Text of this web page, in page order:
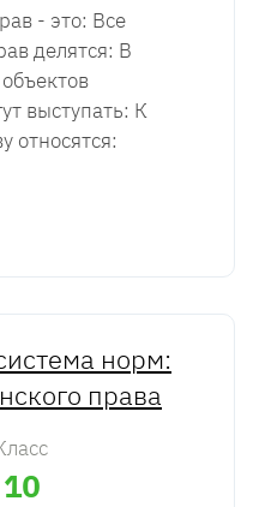
- это: Все
делятся: В
выступать: К
относятся:
норм:
права
10